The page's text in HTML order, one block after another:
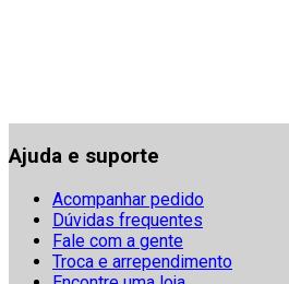
Ajuda e suporte
Acompanhar pedido
Dúvidas frequentes
Fale com a gente
Troca e arrependimento